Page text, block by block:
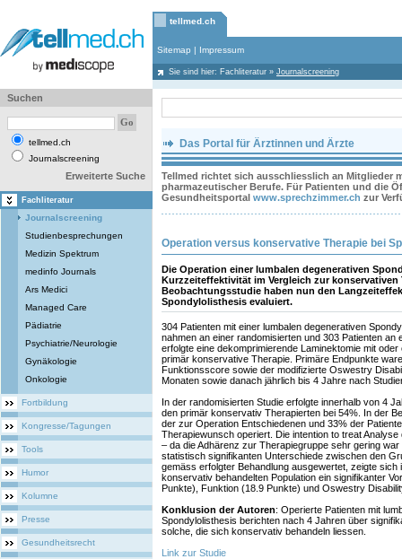
tellmed.ch
Sitemap | Impressum
Sie sind hier: Fachliteratur » Journalscreening
Suchen
tellmed.ch
Journalscreening
Erweiterte Suche
Fachliteratur
Journalscreening
Studienbesprechungen
Medizin Spektrum
medinfo Journals
Ars Medici
Managed Care
Pädiatrie
Psychiatrie/Neurologie
Gynäkologie
Onkologie
Fortbildung
Kongresse/Tagungen
Tools
Humor
Kolumne
Presse
Gesundheitsrecht
Das Portal für Ärztinnen und Ärzte
Tellmed richtet sich ausschliesslich an Mitglieder
pharmazeutischer Berufe. Für Patienten und die
Gesundheitsportal www.sprechzimmer.ch zur
Operation versus konservative Therapie bei
Die Operation einer lumbalen degenerativen
Kurzzeiteffektivität im Vergleich zur konservativen
Beobachtungsstudie haben nun den
Spondylolisthesis evaluiert.
304 Patienten mit einer lumbalen degenerativen
nahmen an einer randomisierten und 303 Patienten an
erfolgte eine dekomprimierende Laminektomie mit
primär konservative Therapie. Primäre Endpunkte
Funktionsscore sowie der modifizierte Oswestry
Monaten sowie danach jährlich bis 4 Jahre nach
In der randomisierten Studie erfolgte innerhalb von 4
den primär konservativ Therapierten bei 54%. In der
der zur Operation Entschiedenen und 33% der
Therapiewunsch operiert. Die intention to treat
– da die Adhärenz zur Therapiegruppe sehr gering
statistisch signifikanten Unterschiede zwischen den
gemäss erfolgter Behandlung ausgewertet, zeigte sich
konservativ behandelten Population ein signifikanter
Punkte), Funktion (18.9 Punkte) und Oswestry
Konklusion der Autoren: Operierte Patienten mit
Spondylolisthesis berichten nach 4 Jahren über
solche, die sich konservativ behandeln liessen.
Link zur Studie